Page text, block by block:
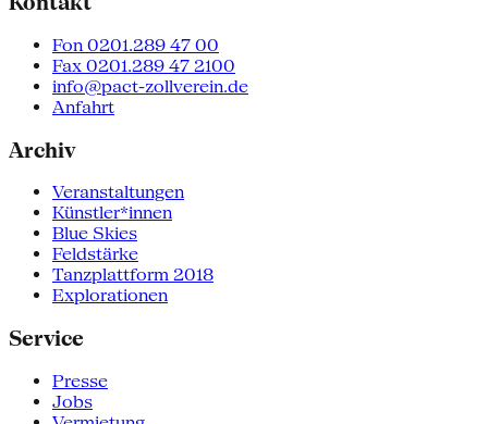
Fon 0201.289 47 00
Fax 0201.289 47 2100
info@pact-zollverein.de
Anfahrt
Archiv
Veranstaltungen
Künstler*innen
Blue Skies
Feldstärke
Tanzplattform 2018
Explorationen
Service
Presse
Jobs